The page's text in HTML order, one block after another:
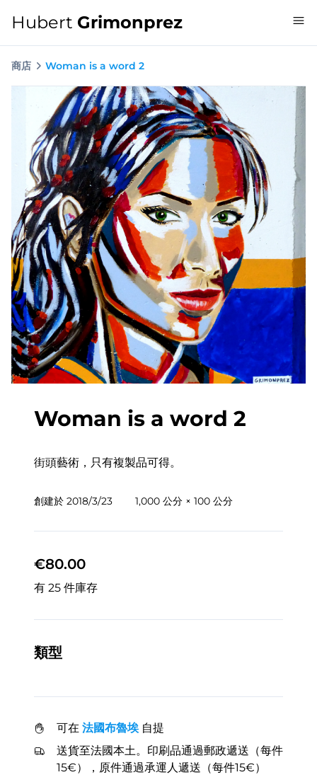
Hubert Grimonprez
商店 Woman is a word 2
Woman is a word 2
街頭藝術，只有複製品可得。
創建於 2018/3/23 1,000 公分 × 100 公分
€80.00
有 25 件庫存
類型
可在 法國布魯埃 自提
送貨至法國本土。印刷品通過郵政遞送（每件
15€），原件通過承運人遞送（每件15€）